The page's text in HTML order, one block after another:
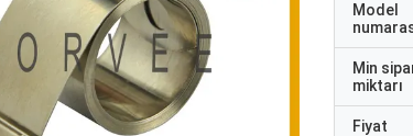
Model
Min
miktarı
Fiyat